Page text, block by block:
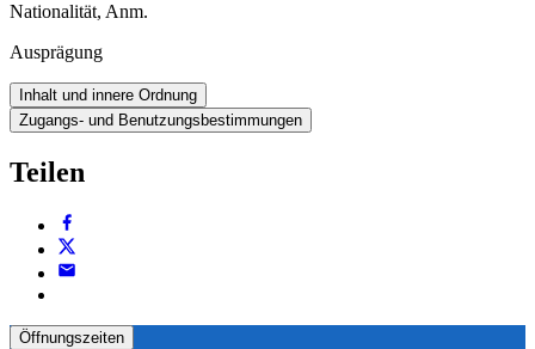
Nationalität, Anm.
Ausprägung
Inhalt und innere Ordnung
Zugangs- und Benutzungsbestimmungen
Teilen
Öffnungszeiten